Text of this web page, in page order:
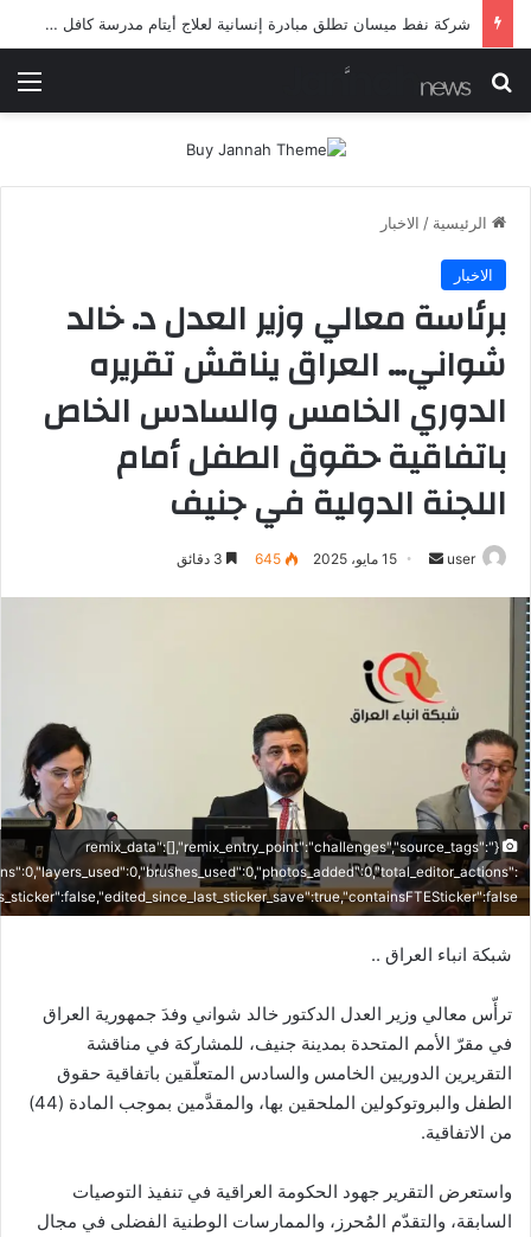
شرطة ميسان تلقي القبض على مطلقي العيارات النارية أثناء تشييع جنائزي في العمارة
بحث عن
الرئيسية / الاخبار
الاخبار
برئاسة معالي وزير العدل د. خالد
شواني… العراق يناقش تقريره
الدوري الخامس والسادس الخاص
باتفاقية حقوق الطفل أمام
اللجنة الدولية في جنيف
user
أرسل 15 مايو، 2025 645
{"remix_data":[],"remix_entry_point":"challenges","source_tags":
شبكة انباء العراق ..
ترأّس معالي وزير العدل الدكتور خالد شواني وفدَ جمهورية العراق
في مقرّ الأمم المتحدة بمدينة جنيف، للمشاركة في مناقشة
التقريرين الدوريين الخامس والسادس المتعلّقين باتفاقية حقوق
الطفل والبروتوكولين الملحقين بها، والمقدَّمين بموجب المادة (44)
من الاتفاقية.
واستعرض التقرير جهود الحكومة العراقية في تنفيذ التوصيات
السابقة، والتقدّم المُحرز، والممارسات الوطنية الفضلى في مجال